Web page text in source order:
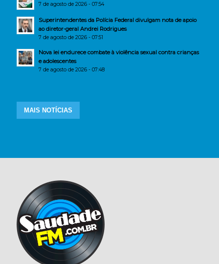
7 de agosto de 2026 - 07:54
Superintendentes da Polícia Federal divulgam nota de apoio
ao diretor-geral Andrei Rodrigues
7 de agosto de 2026 - 07:51
Nova lei endurece combate à violência sexual contra crianças
e adolescentes
7 de agosto de 2026 - 07:48
MAIS NOTÍCIAS